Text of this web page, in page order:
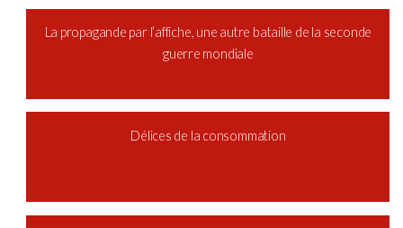
La propagande par l’affiche, une autre bataille de la seconde
guerre mondiale
Délices de la consommation